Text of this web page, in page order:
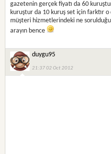
gazetenin gerçek fiyatı da 60
kuruştur da 10 kuruş set için farktır
müşteri hizmetlerindeki ne
arayın bence
duygu95
21:37 02 Oct 2012